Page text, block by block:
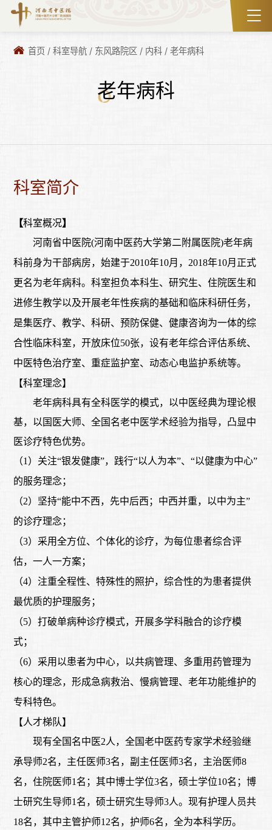
首页 /科室导航 / 东风路院区 / 内科 /老年病科
老年病科
科室简介
【科室概况】
河南省中医院(河南中医药大学第二附属医院)老年病
科前身为干部病房，始建于2010年10月，2018年10月正式
更名为老年病科。科室担负本科生、研究生、住院医生和
进修生教学以及开展老年性疾病的基础和临床科研任务，
是集医疗、教学、科研、预防保健、健康咨询为一体的综
合性临床科室，开放床位50张，设有老年综合评估系统、
中医特色治疗室、重症监护室、动态心电监护系统等。
【科室理念】
老年病科具有全科医学的模式，以中医经典为理论根
基，以国医大师、全国名老中医学术经验为指导，凸显中
医诊疗特色优势。
（1）关注“银发健康”，践行“以人为本”、“以健康为中心”
的服务理念；
（2）坚持“能中不西，先中后西；中西并重，以中为主”
的诊疗理念；
（3）采用全方位、个体化的诊疗，为每位患者综合评
估，一人一方案；
（4）注重全程性、特殊性的照护，综合性的为患者提供
最优质的护理服务；
（5）打破单病种诊疗模式，开展多学科融合的诊疗模
式；
（6）采用以患者为中心，以共病管理、多重用药管理为
核心的理念，形成急病救治、慢病管理、老年功能维护的
专科特色。
【人才梯队】
现有全国名中医2人，全国老中医药专家学术经验继
承导师2名，主任医师3名，副主任医师3名，主治医师8
名，住院医师1名；其中博士学位3名，硕士学位10名；博
士研究生导师1名，硕士研究生导师3人。现有护理人员共
18名，其中主管护师12名，护师6名，全为本科学历。